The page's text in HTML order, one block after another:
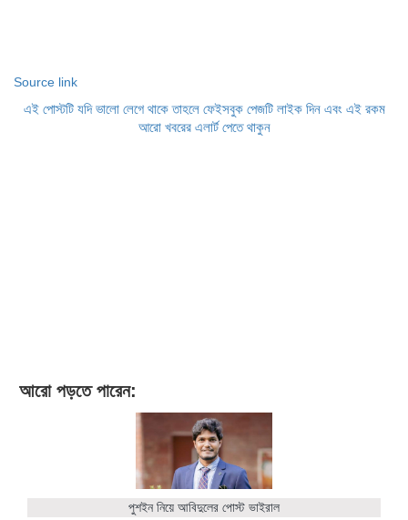
Source link
এই পোস্টটি যদি ভালো লেগে থাকে তাহলে ফেইসবুক পেজটি লাইক দিন এবং এই রকম
আরো খবরের এলার্ট পেতে থাকুন
আরো পড়তে পারেন:
পুশইন নিয়ে আবিদুলের পোস্ট ভাইরাল